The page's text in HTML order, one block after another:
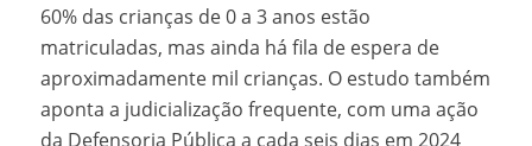
60% das crianças de 0 a 3 anos estão
matriculadas, mas ainda há fila de espera de
aproximadamente mil crianças. O estudo também
aponta a judicialização frequente, com uma ação
da Defensoria Pública a cada seis dias em 2024